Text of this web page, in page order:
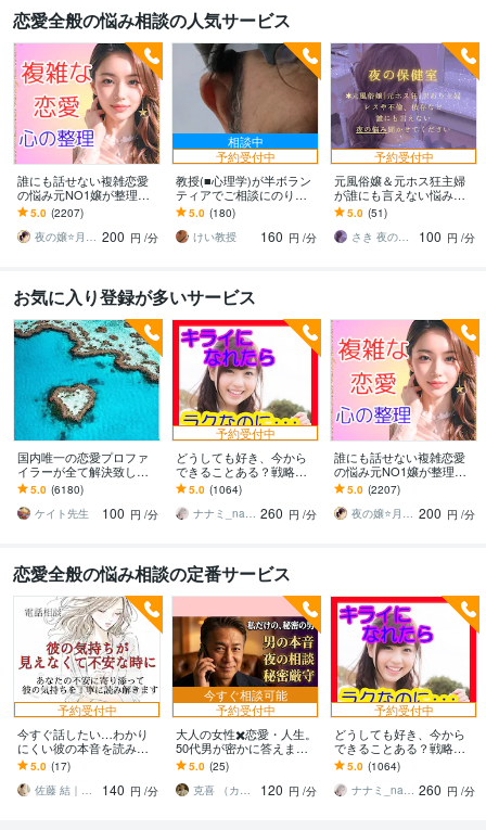
恋愛全般の悩み相談の人気サービス
誰にも話せない複雑恋愛
の悩み元NO1嬢が整理し
ます 夜職女性への恋・夜
職恋愛・不倫・片思い・
年の差・遠距離・失恋
5.0 (2207)
夜の嬢⭐月島みと｜複雑恋愛カウンセラー 200 円 /分
相談中
予約受付中
教授(■心理学)が半ボラン
ティアでご相談にのりま
す プロカウンセリングや
経験者アドバイス等では
解決不可の方へも。
5.0 (180)
けい教授
160 円 /分
予約受付中
元風俗嬢＆元ホス狂主婦
が誰にも言えない悩み聴
きます 不倫・レス・性
癖・ホスト依存など誰に
も言えない悩み聴かせて
5.0 (51)
さき 夜の保健室
100 円 /分
お気に入り登録が多いサービス
国内唯一の恋愛プロファ
イラーが全て解決致しま
す 恋愛・片想い・夫婦etc
どんな悩みでも解決でき
ます！
5.0 (6180)
ケイト先生
100 円 /分
予約受付中
どうしても好き、今から
できることある？戦略立
てます 可能性を上げる作
業をしましょう⭐️具体的な
次の一手を考えます
5.0 (1064)
ナナミ_nanami 260 円 /分
誰にも話せない複雑恋愛
の悩み元NO1嬢が整理し
ます 夜職女性への恋・夜
職恋愛・不倫・片思い・
年の差・遠距離・失恋
5.0 (2207)
夜の嬢⭐月島みと｜複雑恋愛カウンセラー 200 円 /分
恋愛全般の悩み相談の定番サービス
予約受付中
今すぐ話したい…わかり
にくい彼の本音を読み解
きます 既読スルーやそっ
けなさ…彼の気持ちを星
座と数秘で見ていきます
5.0 (17)
佐藤 結｜既婚女性の恋愛相談（晴陽）
140 円 /分
今すぐ相談可能
予約受付中
大人の女性✖️恋愛・人生。
50代男が密かに答えます
今更聞けない男心や夜の
事。MVP・裏家業…全仮
面を脱いで聞く
5.0 (25)
克喜 （カツキ）
120 円 /分
予約受付中
どうしても好き、今から
できることある？戦略立
てます 可能性を上げる作
業をしましょう⭐️具体的な
次の一手を考えます
5.0 (1064)
ナナミ_nanami 260 円 /分